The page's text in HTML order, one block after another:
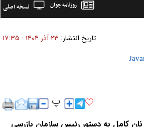
نسخه اصلی روزنامه جوان
تاریخ انتشار: ۲۳ آذر ۱۴۰۴ - ۱۷:۳۵
کامل به دستور رئیس سازمان بازرسی